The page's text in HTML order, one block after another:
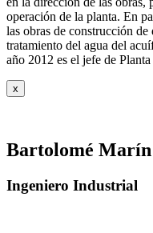
operación de la planta. En
las obras de construcción de
tratamiento del agua del
año 2012 es el jefe de
x
Bartolomé Marín
Ingeniero Industrial